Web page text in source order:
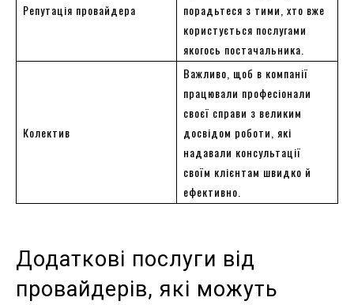
Репутація провайдера
порадьтеся з тими, хто вже
користується послугами
якогось постачальника.
Колектив
Важливо, щоб в компанії
працювали професіонали
своєї справи з великим
досвідом роботи, які
надавали консультації
своїм клієнтам швидко й
ефективно.
Додаткові послуги від
провайдерів, які можуть